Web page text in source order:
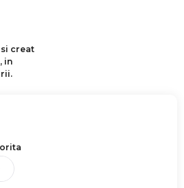
creat
in